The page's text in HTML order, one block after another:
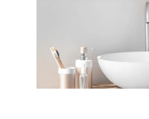
Toiletten
Waschbecken